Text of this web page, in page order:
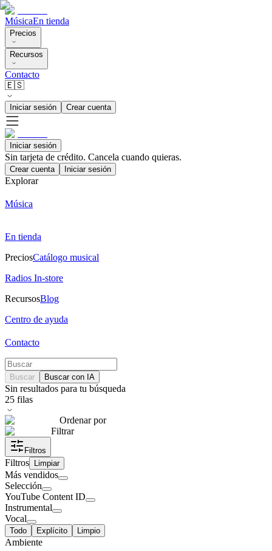
MúsicaEn tienda
Precios
Recursos
Contacto
🇪🇸
Iniciar sesión Crear cuenta
Iniciar sesión
Sin tarjeta de crédito. Cancela cuando quieras.
Crear cuenta Iniciar sesión
Explorar
Música
En tienda
PreciosCatálogo musical
Radios In-store
RecursosBlog
Centro de ayuda
Contacto
Buscar Buscar con IA
Sin resultados para tu búsqueda
25 filas
Ordenar por
Filtrar
Filtros
Filtros Limpiar
Más vendidos
Selección
YouTube Content ID
Instrumental
Vocal
Todo Explícito Limpio
Ambiente